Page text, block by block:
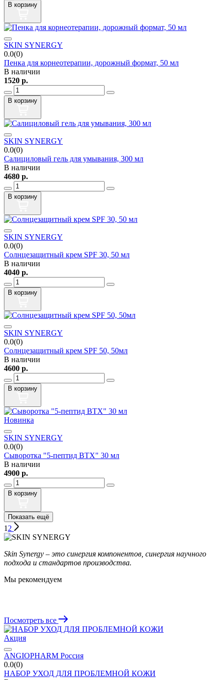
В корзину
SKIN SYNERGY
0.0(0)
Пенка для корнеотерапии, дорожный формат, 50 мл
В наличии
1520 р.
В корзину
SKIN SYNERGY
0.0(0)
Салициловый гель для умывания, 300 мл
В наличии
4680 р.
В корзину
SKIN SYNERGY
0.0(0)
Солнцезащитный крем SPF 30, 50 мл
В наличии
4040 р.
В корзину
SKIN SYNERGY
0.0(0)
Солнцезащитный крем SPF 50, 50мл
В наличии
4600 р.
В корзину
Новинка
SKIN SYNERGY
0.0(0)
Сыворотка "5-пептид BTX" 30 мл
В наличии
4900 р.
В корзину
1 2
Skin Synergy – это синергия компонентов, синергия научного
подхода и стандартов производства.
Мы рекомендуем
Посмотреть все
Акция
ANGIOPHARM Россия
0.0(0)
НАБОР УХОД ДЛЯ ПРОБЛЕМНОЙ КОЖИ